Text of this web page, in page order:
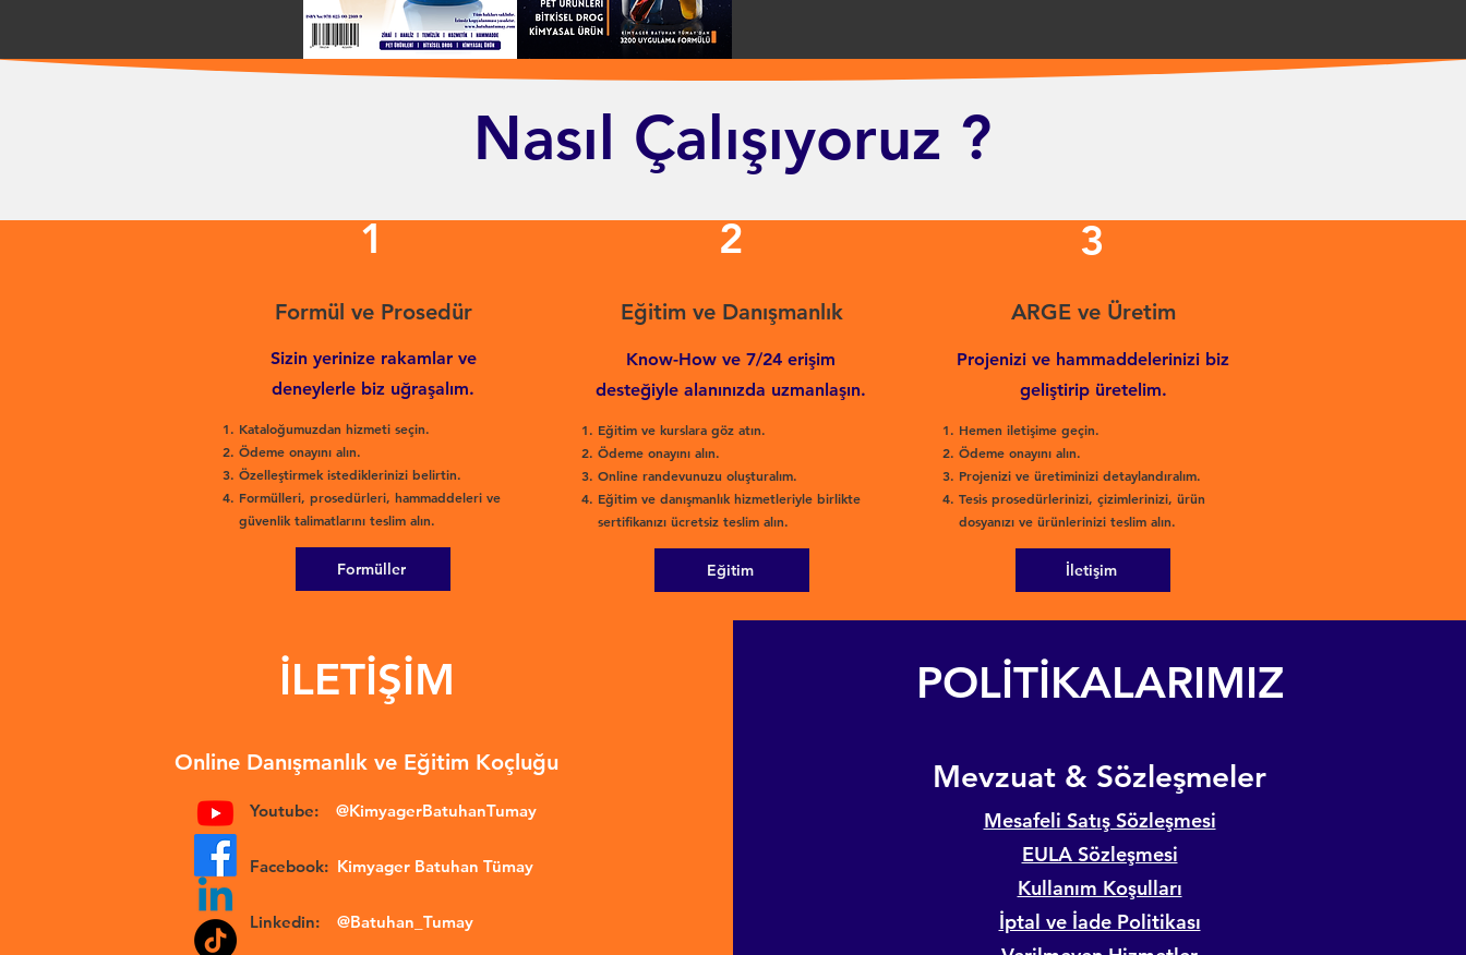
Nasıl Çalışıyoruz ?
1
Formül ve Prosedür
Sizin yerinize rakamlar ve
deneylerle biz uğraşalım.
Kataloğumuzdan hizmeti seçin.
Ödeme onayını alın.
Özelleştirmek istediklerinizi belirtin.
Formülleri, prosedürleri, hammaddeleri ve
güvenlik talimatlarını teslim alın.
Formüller
2
Eğitim ve Danışmanlık
Know-How ve 7/24 erişim
desteğiyle alanınızda uzmanlaşın.
Eğitim ve kurslara göz atın.
Ödeme onayını alın.
Online randevunuzu oluşturalım.
Eğitim ve danışmanlık hizmetleriyle birlikte
sertifikanızı ücretsiz teslim alın.
Eğitim
3
ARGE ve Üretim
Hemen iletişime geçin.
Ödeme onayını alın.
Projenizi ve üretiminizi detaylandıralım.
Tesis prosedürlerinizi, çizimlerinizi, ürün
dosyanızı ve ürünlerinizi teslim alın.
Projenizi ve hammaddelerinizi biz
geliştirip üretelim.
İletişim
İLETİŞİM
Online Danışmanlık ve Eğitim Koçluğu
Youtube: @KimyagerBatuhanTumay
Facebook: Kimyager Batuhan Tümay
Linkedin: @Batuhan_Tumay
POLİTİKALARIMIZ
​Mevzuat & Sözleşmeler
Mesafeli Satış Sözleşmesi
EULA Sözleşmesi
Kullanım Koşulları
İptal ve İade Politikası